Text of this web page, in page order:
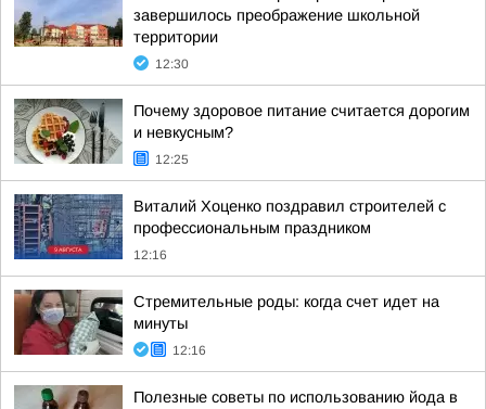
завершилось преображение школьной
территории
12:30
Почему здоровое питание считается дорогим
и невкусным?
12:25
Виталий Хоценко поздравил строителей с
профессиональным праздником
12:16
Стремительные роды: когда счет идет на
минуты
12:16
Полезные советы по использованию йода в